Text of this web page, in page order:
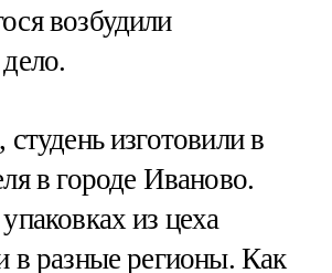
возбудили
студень изготовили в
в городе Иваново.
из цеха
в разные регионы. Как